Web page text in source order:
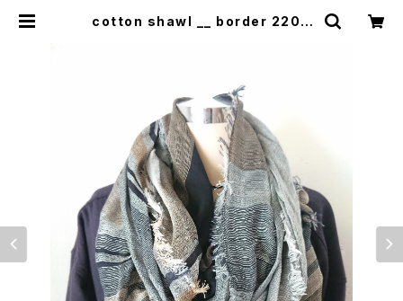
cotton shawl __ border 220 |